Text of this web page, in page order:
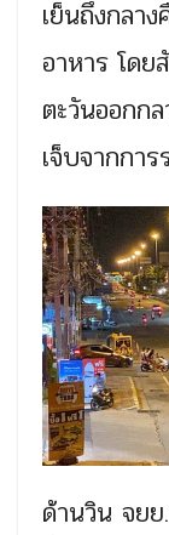
เย็นถึงกลา
อาหาร โดย
ตะวันออกก
เจ็บจากกา
ด้านวิน จยย